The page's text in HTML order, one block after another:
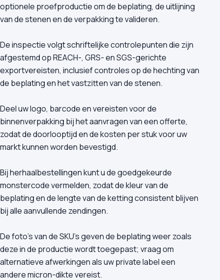
optionele proefproductie om de beplating, de uitlijning
van de stenen en de verpakking te valideren.
De inspectie volgt schriftelijke controlepunten die zijn
afgestemd op REACH-, GRS- en SGS-gerichte
exportvereisten, inclusief controles op de hechting van
de beplating en het vastzitten van de stenen.
Deel uw logo, barcode en vereisten voor de
binnenverpakking bij het aanvragen van een offerte,
zodat de doorlooptijd en de kosten per stuk voor uw
markt kunnen worden bevestigd.
Bij herhaalbestellingen kunt u de goedgekeurde
monstercode vermelden, zodat de kleur van de
beplating en de lengte van de ketting consistent blijven
bij alle aanvullende zendingen.
De foto's van de SKU's geven de beplating weer zoals
deze in de productie wordt toegepast; vraag om
alternatieve afwerkingen als uw private label een
andere micron-dikte vereist.